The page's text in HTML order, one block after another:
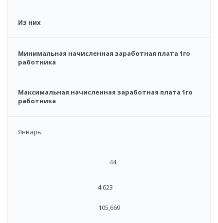
Из них
Минимальная начисленная заработная плата 1го
работника
Максимальная начисленная заработная плата 1го
работника
Январь
44
4 623
105,669